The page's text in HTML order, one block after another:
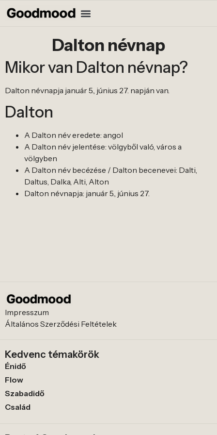
Dalton névnap
Mikor van Dalton névnap?
Dalton névnapja január 5., június 27. napján van.
Dalton
A Dalton név eredete: angol
A Dalton név jelentése: völgyből való, város a
völgyben
A Dalton név becézése / Dalton becenevei: Dalti,
Daltus, Dalka, Alti, Alton
Dalton névnapja: január 5., június 27.
Impresszum
Általános Szerződési Feltételek
Kedvenc témakörök
Énidő
Flow
Szabadidő
Család